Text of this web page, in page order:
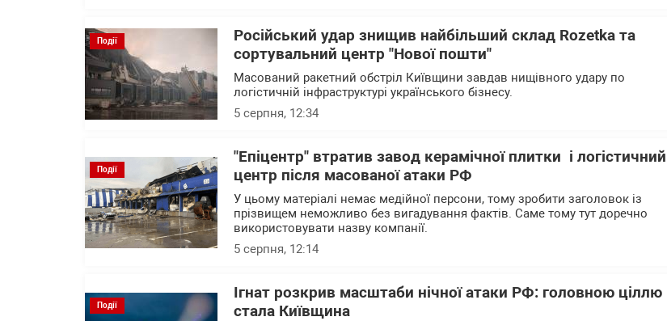
Події
Російський удар знищив найбільший склад Rozetka та
сортувальний центр "Нової пошти"
Масований ракетний обстріл Київщини завдав нищівного удару по
логістичній інфраструктурі українського бізнесу.
5 серпня, 12:34
Події
"Епіцентр" втратив завод керамічної плитки і логістичний
центр після масованої атаки РФ
У цьому матеріалі немає медійної персони, тому зробити заголовок із
прізвищем неможливо без вигадування фактів. Саме тому тут доречно
використовувати назву компанії.
5 серпня, 12:14
Події
Ігнат розкрив масштаби нічної атаки РФ: головною ціллю
стала Київщина